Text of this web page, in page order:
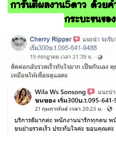
การันตีผลงาน5ดาว ด้วยค
กระบะขนขอ